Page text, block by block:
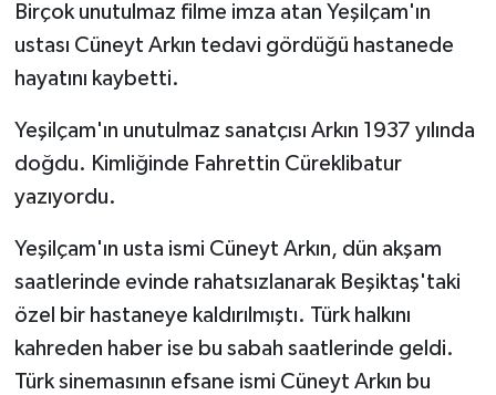
Birçok unutulmaz filme imza atan Yeşilçam'ın
ustası Cüneyt Arkın tedavi gördüğü hastanede
hayatını kaybetti.
Yeşilçam'ın unutulmaz sanatçısı Arkın 1937 yılında
doğdu. Kimliğinde Fahrettin Cüreklibatur
yazıyordu.
Yeşilçam'ın usta ismi Cüneyt Arkın, dün akşam
saatlerinde evinde rahatsızlanarak Beşiktaş'taki
özel bir hastaneye kaldırılmıştı. Türk halkını
kahreden haber ise bu sabah saatlerinde geldi.
Türk sinemasının efsane ismi Cüneyt Arkın bu
YEREL YÖNETİM
MEDYA
SEÇİM 2011
ÜÇÜNCÜ SAYFA
BİLİMNET